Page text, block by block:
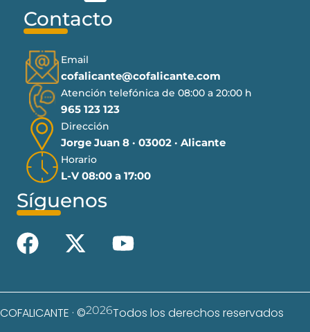
Contacto
Email
cofalicante@cofalicante.com
Atención telefónica de 08:00 a 20:00 h
965 123 123
Dirección
Jorge Juan 8 · 03002 · Alicante
Horario
L-V 08:00 a 17:00
Síguenos
COFALICANTE · ©2026Todos los derechos reservados